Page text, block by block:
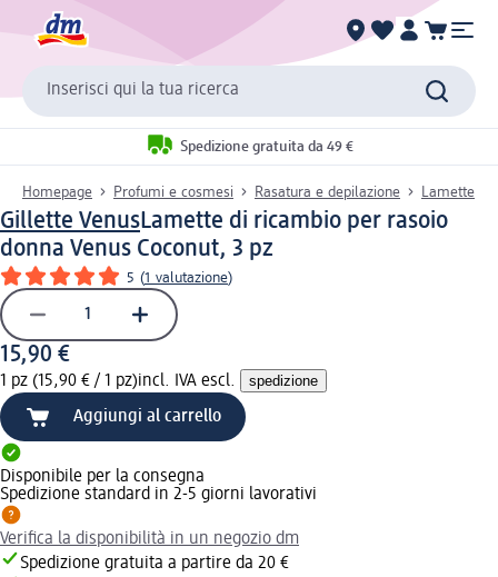
Inserisci qui la tua ricerca
Spedizione gratuita da 49 €
Homepage Profumi e cosmesi Rasatura e depilazione Lamette
Gillette VenusLamette di ricambio per rasoio
donna Venus Coconut, 3 pz
5 (1 valutazione)
15,90 €
1 pz (15,90 € / 1 pz)incl. IVA escl. spedizione
Aggiungi al carrello
Disponibile per la consegna
Spedizione standard in 2-5 giorni lavorativi
Verifica la disponibilità in un negozio dm
Spedizione gratuita a partire da 20 €